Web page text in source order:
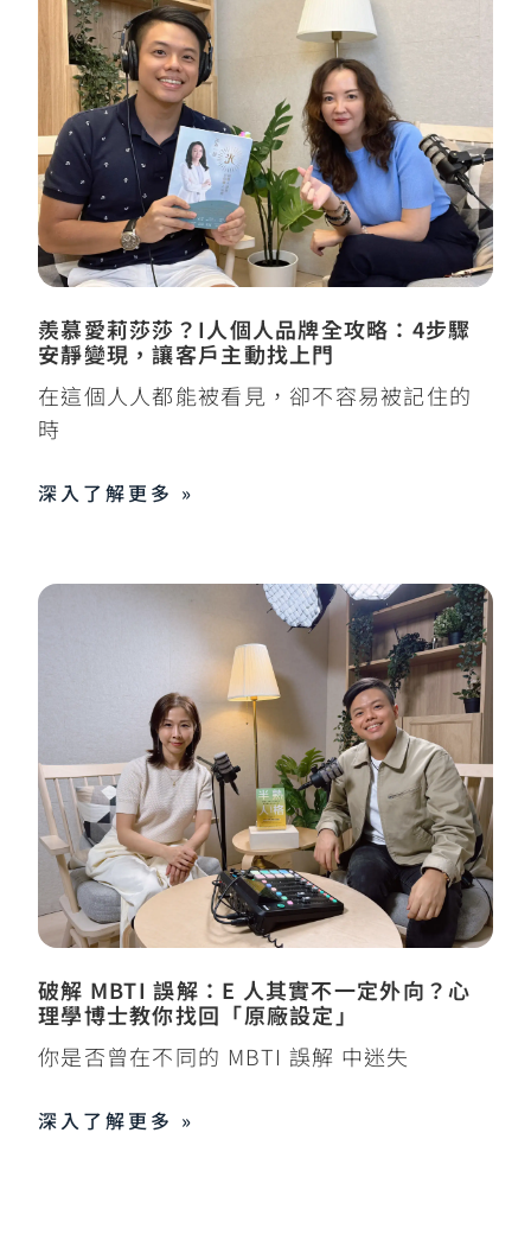
羨慕愛莉莎莎？I人個人品牌全攻略：4步驟
安靜變現，讓客戶主動找上門
在這個人人都能被看見，卻不容易被記住的
時
深入了解更多 »
破解 MBTI 誤解：E 人其實不一定外向？心
理學博士教你找回「原廠設定」
你是否曾在不同的 MBTI 誤解 中迷失
深入了解更多 »